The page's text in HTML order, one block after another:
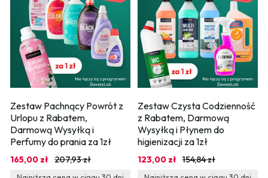
Zestaw Pachnący Powrót z
Urlopu z Rabatem,
Darmową Wysyłką i
Perfumy do prania za 1zł
165,00 zł 207,93 zł
Zestaw Czysta Codzienność
z Rabatem, Darmową
Wysyłką i Płynem do
higienizacji za 1zł
123,00 zł 154,84 zł